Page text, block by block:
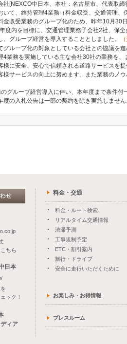
社[NEXCO中日本、本社：名古屋市、代表取
いて、維持管理4業務（料金収受、交通管理
金収受業務のグループ化のため、昨年10月
度内を目標に、交通管理業務子会社2社、保
グループ経営を導入することとしました。
グループ化の対象としている会社との協議を
4業務を実施している主な会社30社の業務を
様に安全、安心で信頼される道路サービスを
様サービスの向上に努めます。また業務のノ
グループ経営導入に伴い、本年度まで条件
度の入札公告は一部の契約を除き実施しませ
ちら
日本
ック！
ィア
料金・交通
料金・ルート検索
リアルタイム交通情報
渋滞予測
工事規制予定
ETC・割引案内
旅行・ドライブ
安全に走行いただくために
お楽しみ・お得情報
プレスルーム